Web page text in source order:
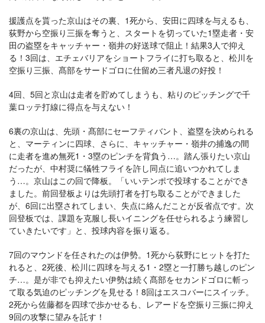
援護点を貰った京山はその裏、1死から、安田に四球を与えるも、
荻野から空振り三振を奪うと、スタートを切っていた1塁走者・安
田の盗塁をキャッチャー・嶺井の好送球で阻止！結果3人で抑え
る！3回は、エチェバリアをショートフライに打ち取ると、松川を
空振り三振、髙部をサードゴロに仕留め三者凡退の好投！
4回、5回と京山は走者を貯めてしまうも、粘りのピッチングで千
葉ロッテ打線に得点を与えない！
6裏の京山は、先頭・髙部にセーフティバント、盗塁を決められる
と、マーティンに四球、さらに、キャッチャー・嶺井の捕逸の間
に走者を進め無死1・3塁のピンチを背負う…。踏ん張りたい京山
だったが、中村奨に犠牲フライを許し同点に追いつかれてしま
う…。京山はこの回で降板。「いいテンポで投球することができ
ました。前回登板よりは先頭打者を打ち取ることができました
が、6回に出塁されてしまい、失点に絡んだことが反省点です。次
回登板では、課題を克服し長いイニングを任せられるよう練習し
ていきたいです」と、投球内容を振り返る。
7回のマウンドを任されたのは伊勢。1死から荻野にヒットを打た
れると、2死後、松川に四球を与える1・2塁と一打勝ち越しのピン
チ…。是が非でも抑えたい伊勢は続く髙部をセカンドゴロに斬っ
て取る気迫のピッチングを見せる！8回はエスコバーにスイッチ。
2死から佐藤都を四球で歩かせるも、レアードを空振り三振に抑え
9回の攻撃に望みを託す！